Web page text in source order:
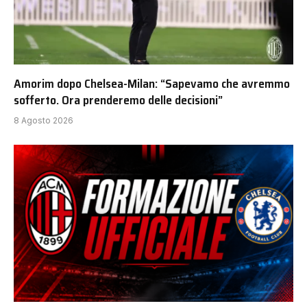
Amorim dopo Chelsea-Milan: “Sapevamo che avremmo
sofferto. Ora prenderemo delle decisioni”
8 Agosto 2026